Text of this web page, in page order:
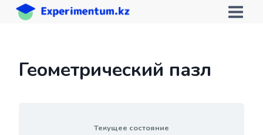
Перейти
Геометрический пазл
Текущее состояние